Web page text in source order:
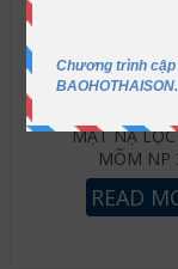
MẶT NẠ
MÕM NP
READ